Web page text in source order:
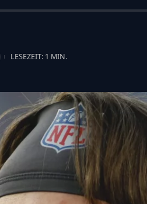
LESEZEIT: 1 MIN.